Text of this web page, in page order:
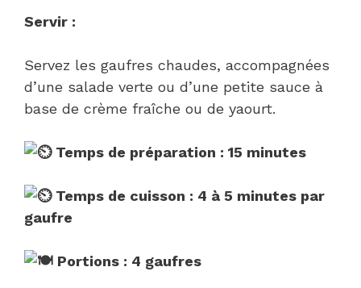
Servir :
Servez les gaufres chaudes, accompagnées
d’une salade verte ou d’une petite sauce à
base de crème fraîche ou de yaourt.
Temps de préparation : 15 minutes
Temps de cuisson : 4 à 5 minutes par
gaufre
Portions : 4 gaufres